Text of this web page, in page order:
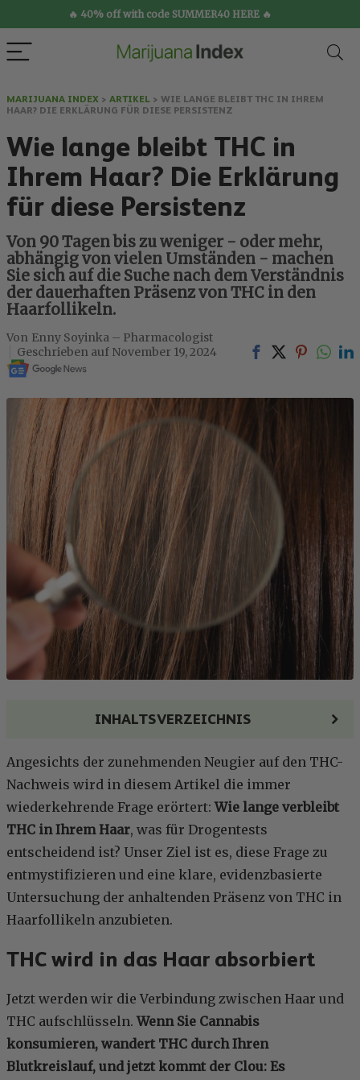
🔥 40% off with code SUMMER40 HERE 🔥
MARIJUANA INDEX > ARTIKEL > WIE LANGE BLEIBT THC IN IHREM
HAAR? DIE ERKLÄRUNG FÜR DIESE PERSISTENZ
Wie lange bleibt THC in
Ihrem Haar? Die Erklärung
für diese Persistenz
Von 90 Tagen bis zu weniger - oder mehr,
abhängig von vielen Umständen - machen
Sie sich auf die Suche nach dem Verständnis
der dauerhaften Präsenz von THC in den
Haarfollikeln.
Enny Soyinka – Pharmacologist
November 19, 2024
INHALTSVERZEICHNIS
Angesichts der zunehmenden Neugier auf den THC-
Nachweis wird in diesem Artikel die immer
wiederkehrende Frage erörtert: Wie lange verbleibt
THC in Ihrem Haar, was für Drogentests
entscheidend ist? Unser Ziel ist es, diese Frage zu
entmystifizieren und eine klare, evidenzbasierte
Untersuchung der anhaltenden Präsenz von THC in
Haarfollikeln anzubieten.
THC wird in das Haar absorbiert
Jetzt werden wir die Verbindung zwischen Haar und
THC aufschlüsseln. Wenn Sie Cannabis
konsumieren, wandert THC durch Ihren
Blutkreislauf, und jetzt kommt der Clou: Es